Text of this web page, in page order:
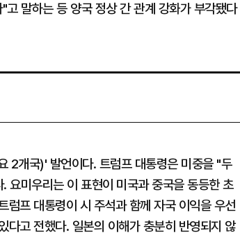
말하는 등 양국 정상 간 관계 강화가 부각됐다
2개국)' 발언이다. 트럼프 대통령은 미중을 "두
미우리는 이 표현이 미국과 중국을 동등한 초
럼프 대통령이 시 주석과 함께 자국 이익을 우선
다고 전했다. 일본의 이해가 충분히 반영되지 않